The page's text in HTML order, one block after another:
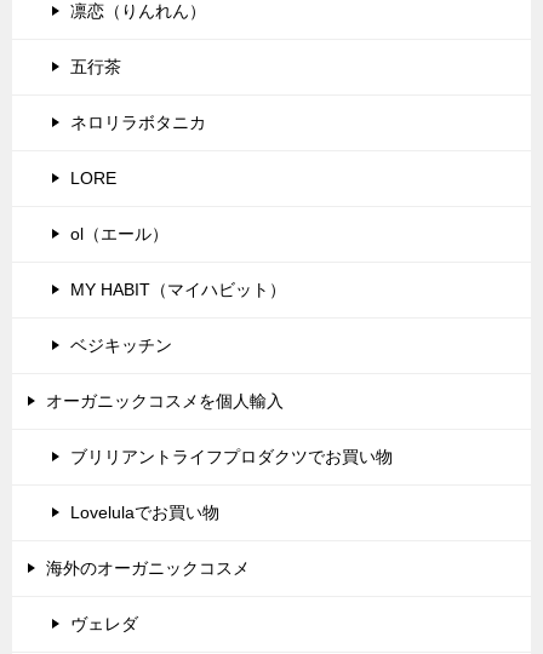
凛恋（りんれん）
五行茶
ネロリラボタニカ
LORE
ol（エール）
MY HABIT（マイハビット）
ベジキッチン
オーガニックコスメを個人輸入
ブリリアントライフプロダクツでお買い物
Lovelulaでお買い物
海外のオーガニックコスメ
ヴェレダ